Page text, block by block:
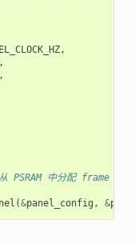
,
PSRAM 中分配 frame
(&panel_config , &